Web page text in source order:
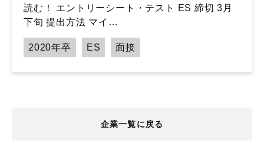
読む！ エントリーシート・テスト ES 締切 3月
下旬 提出方法 マイ…
2020年卒 ES 面接
企業一覧に戻る